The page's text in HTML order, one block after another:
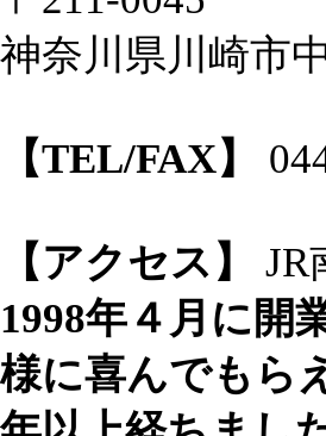
神奈川県川崎市
【TEL/FAX】
【アクセス】
JR
1998年４月に開
様に喜んでもら